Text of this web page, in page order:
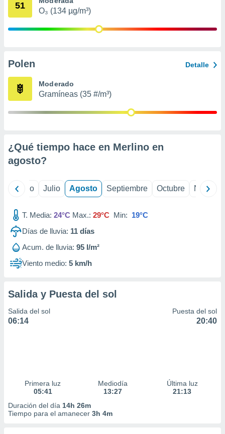
publicidad
de
1199
51
O₃ (134 µg/m³)
Polen Detalle
Moderado
Gramíneas (35 #/m³)
¿Qué tiempo hace en Merlino en
agosto?
Junio Julio Agosto Septiembre Octubre
T. Media: 24°C Max.: 29°C Min: 19°C
Días de lluvia: 11 días
Acum. de lluvia: 95 l/m²
Viento medio: 5 km/h
Salida y Puesta del sol
Salida del sol
06:14
Puesta del sol
20:40
Primera luz
05:41
Mediodía
13:27
Última luz
21:13
Duración del día 14h 26m
Tiempo para el amanecer 3h 4m